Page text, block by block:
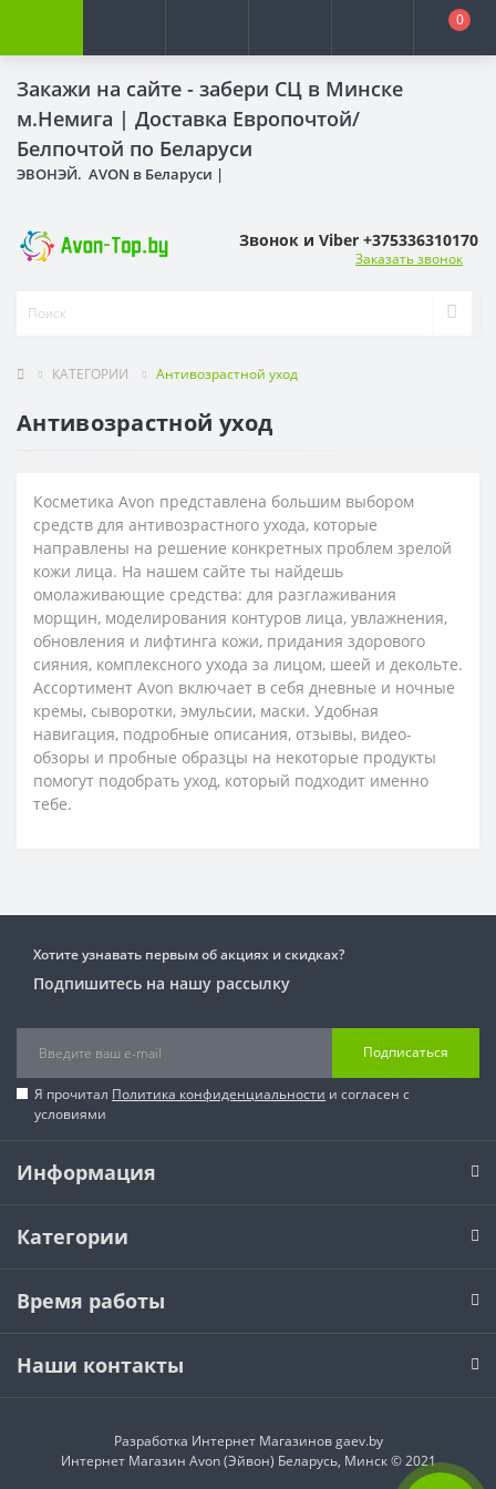
Закажи на сайте - забери СЦ в Минске
м.Немига | Доставка Европочтой/
Белпочтой по Беларуси
ЭВОНЭЙ. AVON в Беларуси |
0
Звонок и Viber +375336310170
Заказать звонок
КАТЕГОРИИ Антивозрастной уход
Антивозрастной уход
Косметика Avon представлена большим выбором
средств для антивозрастного ухода, которые
направлены на решение конкретных проблем зрелой
кожи лица. На нашем сайте ты найдешь
омолаживающие средства: для разглаживания
морщин, моделирования контуров лица, увлажнения,
обновления и лифтинга кожи, придания здорового
сияния, комплексного ухода за лицом, шеей и декольте.
Ассортимент Avon включает в себя дневные и ночные
кремы, сыворотки, эмульсии, маски. Удобная
навигация, подробные описания, отзывы, видео-
обзоры и пробные образцы на некоторые продукты
помогут подобрать уход, который подходит именно
тебе.
Хотите узнавать первым об акциях и скидках?
Подпишитесь на нашу рассылку
Подписаться
Я прочитал Политика конфиденциальности и согласен с
условиями
Информация
Категории
Время работы
Наши контакты
Разработка Интернет Магазиновgaev.by
Интернет Магазин Avon (Эйвон) Беларусь, Минск © 2021